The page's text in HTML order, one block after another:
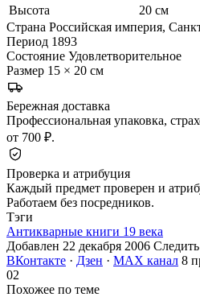
Высота
20 см
Страна Российская империя,
Период 1893
Состояние Удовлетворительное
Размер 15 × 20 см
Бережная доставка
Профессиональная упаковка,
от 700 ₽.
Проверка и атрибуция
Каждый предмет проверен и
Работаем без посредников.
Тэги
Антикварные книги 19 века
Добавлен 22 декабря 2006
ВКонтакте · Дзен · MAX канал 8
02
Похожее по теме